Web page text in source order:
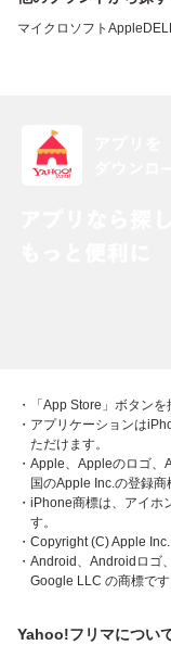
マイクロソフト Apple
・「App Store」ボタン
・アプリケーションは
ただけます。
・Apple、Appleのロゴ
国のApple Inc.の登録商
・iPhone商標は、アイホ
す。
・Copyright (C) Apple
・Android、Androidロゴ
Google LLC の商標です
Yahoo!フリマについ